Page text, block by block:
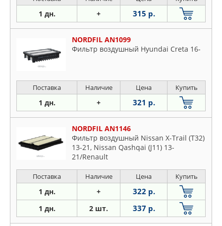
1 дн. + 315 р.
NORDFIL AN1099
Фильтр воздушный Hyundai Creta 16-
Поставка Наличие Цена Купить
1 дн. + 321 р.
NORDFIL AN1146
Фильтр воздушный Nissan X-Trail (T32)
13-21, Nissan Qashqai (J11) 13-
21/Renault
Поставка Наличие Цена Купить
1 дн. + 322 р.
1 дн. 2 шт. 337 р.